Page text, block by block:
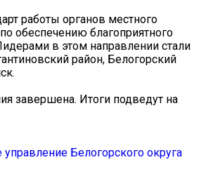
работы органов местного
обеспечению благоприятного
в этом направлении стали
район, Белогорский
завершена. Итоги подведут на
Белогорского округа